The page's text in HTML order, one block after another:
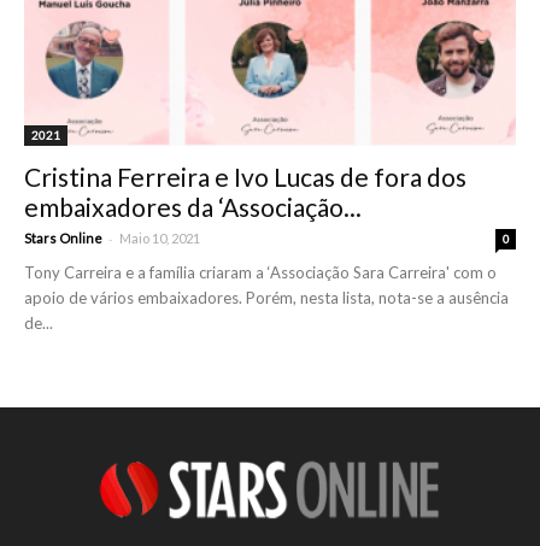
2021
Cristina Ferreira e Ivo Lucas de fora dos
embaixadores da ‘Associação...
Stars Online - Maio 10, 2021 0
Tony Carreira e a família criaram a ‘Associação Sara Carreira' com o
apoio de vários embaixadores. Porém, nesta lista, nota-se a ausência
de...